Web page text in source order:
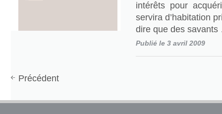
intérêts pour
servira d’habitation
dire que des
Publié le 3 avril 2009
Précédent